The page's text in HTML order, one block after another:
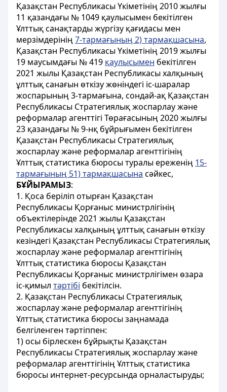
Қазақстан Республикасы Үкіметінің 2010 жылғы
11 қазандағы № 1049 қаулысымен бекітілген
Ұлттық санақтарды жүргізу қағидасы мен
мерзімдерінің7-тармағының 2) тармақшасына,
Қазақстан Республикасы Үкіметінің 2019 жылғы
19 маусымдағы № 419 қаулысымен бекітілген
2021 жылы Қазақстан Республикасы халқының
ұлттық санағын өткізу жөніндегі іс-шаралар
жоспарының 3-тармағына, сондай-ақ Қазақстан
Республикасы Стратегиялық жоспарлау және
реформалар агенттігі Төрағасының 2020 жылғы
23 қазандағы № 9-нқ бұйрығымен бекітілген
Қазақстан Республикасы Стратегиялық
жоспарлау және реформалар агенттігінің
Ұлттық статистика бюросы туралы ереженің 15-
тармағының 51) тармақшасына сәйкес,
БҰЙЫРАМЫЗ:
1. Қоса беріліп отырған Қазақстан
Республикасы Қорғаныс министрлігінің
объектілерінде 2021 жылы Қазақстан
Республикасы халқының ұлттық санағын өткізу
кезіндегі Қазақстан Республикасы Стратегиялық
жоспарлау және реформалар агенттігінің
Ұлттық статистика бюросы Қазақстан
Республикасы Қорғаныс министрлігімен өзара
іс-қимыл тәртібі бекітілсін.
2. Қазақстан Республикасы Стратегиялық
жоспарлау және реформалар агенттігінің
Ұлттық статистика бюросы заңнамада
белгіленген тәртіппен:
1) осы бірлескен бұйрықты Қазақстан
Республикасы Стратегиялық жоспарлау және
реформалар агенттігінің Ұлттық статистика
бюросы интернет-ресурсында орналастыруды;